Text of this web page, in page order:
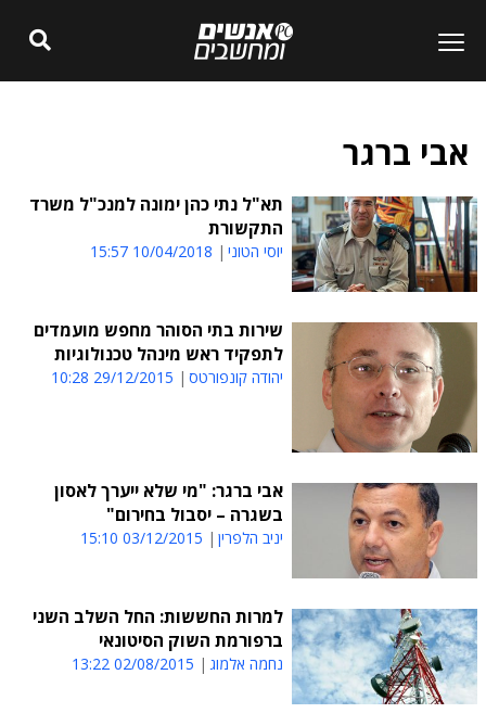
אבי ברגר
תא"ל נתי כהן ימונה למנכ"ל משרד
התקשורת
יוסי הטוני 10/04/2018 15:57
שירות בתי הסוהר מחפש מועמדים
לתפקיד ראש מינהל טכנולוגיות
יהודה קונפורטס 29/12/2015 10:28
אבי ברגר: "מי שלא ייערך לאסון
בשגרה – יסבול בחירום"
יניב הלפרין 03/12/2015 15:10
למרות החששות: החל השלב השני
ברפורמת השוק הסיטונאי
נחמה אלמוג 02/08/2015 13:22